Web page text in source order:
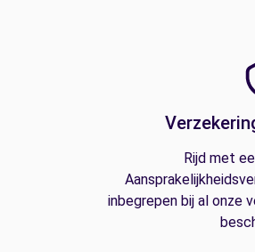
Rijd met
inbegrepen bij al onze